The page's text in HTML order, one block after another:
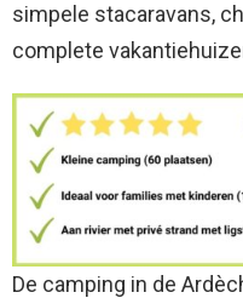
simpele stacaravans,
complete
De camping in de